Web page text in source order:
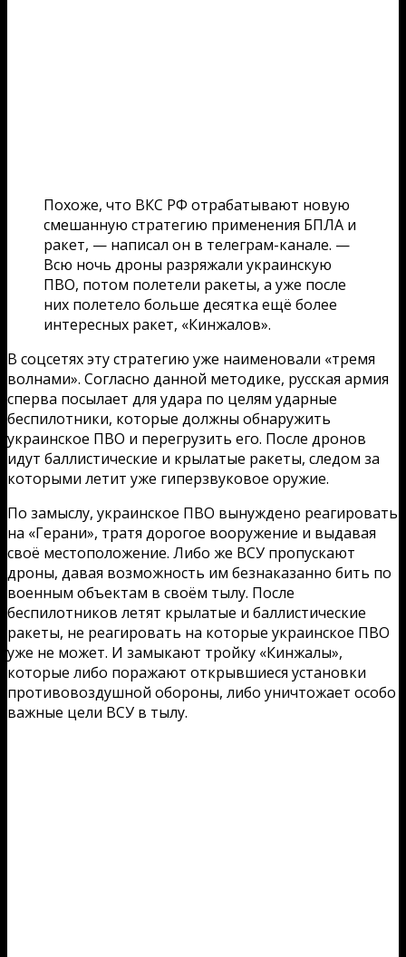
Похоже, что ВКС РФ отрабатывают новую
смешанную стратегию применения БПЛА и
ракет, — написал он в телеграм-канале. —
Всю ночь дроны разряжали украинскую
ПВО, потом полетели ракеты, а уже после
них полетело больше десятка ещё более
интересных ракет, «Кинжалов».
В соцсетях эту стратегию уже наименовали «тремя
волнами». Согласно данной методике, русская армия
сперва посылает для удара по целям ударные
беспилотники, которые должны обнаружить
украинское ПВО и перегрузить его. После дронов
идут баллистические и крылатые ракеты, следом за
которыми летит уже гиперзвуковое оружие.
По замыслу, украинское ПВО вынуждено реагировать
на «Герани», тратя дорогое вооружение и выдавая
своё местоположение. Либо же ВСУ пропускают
дроны, давая возможность им безнаказанно бить по
военным объектам в своём тылу. После
беспилотников летят крылатые и баллистические
ракеты, не реагировать на которые украинское ПВО
уже не может. И замыкают тройку «Кинжалы»,
которые либо поражают открывшиеся установки
противовоздушной обороны, либо уничтожает особо
важные цели ВСУ в тылу.